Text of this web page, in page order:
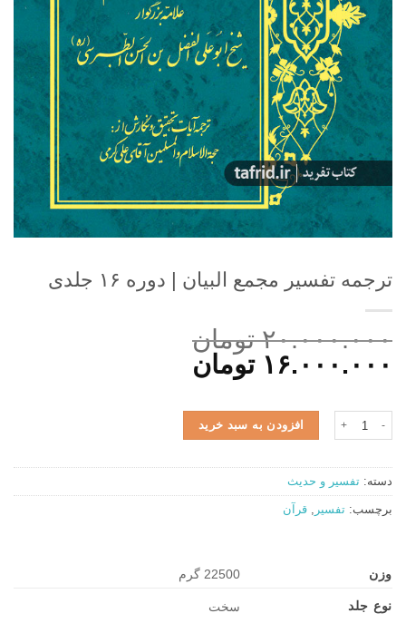
ترجمه تفسیر مجمع البیان | دوره ۱۶ جلدی
۲۰.۰۰۰.۰۰۰ تومان
قیمت
۲۰.۰۰۰.۰۰۰ تومان
بود.
۱۶.۰۰۰.۰۰۰ تومان
۱۶.۰۰۰.۰۰۰ تومان.
ترجمه تفسیر مجمع البیان | دوره ۱۶ جلدی عددافزودن به سبد خرید
دسته: تفسیر و حدیث
برچسب: تفسیر قرآن
وزن 22500 گرم
نوع جلد سخت